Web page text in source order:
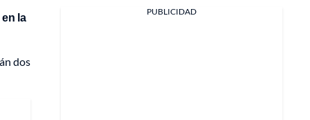
la
dos
PUBLICIDAD